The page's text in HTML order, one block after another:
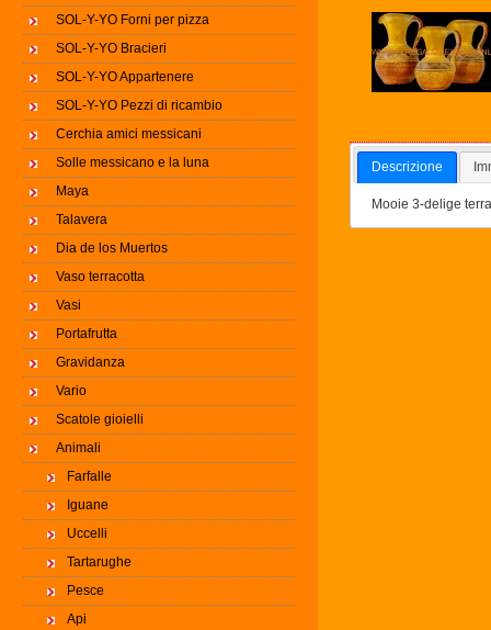
SOL-Y-YO Forni per pizza
SOL-Y-YO Bracieri
SOL-Y-YO Appartenere
SOL-Y-YO Pezzi di ricambio
Cerchia amici messicani
Solle messicano e la luna
Maya
Talavera
Dia de los Muertos
Vaso terracotta
Vasi
Portafrutta
Gravidanza
Vario
Scatole gioielli
Animali
Farfalle
Iguane
Uccelli
Tartarughe
Pesce
Api
Descrizione
Mooie 3-delige